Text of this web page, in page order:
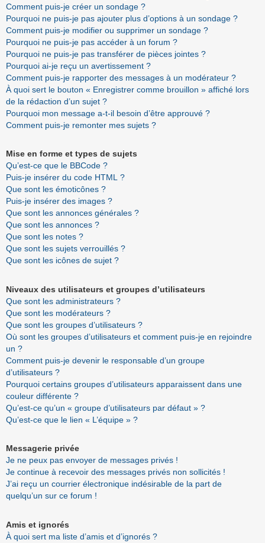
Comment puis-je créer un sondage ?
Pourquoi ne puis-je pas ajouter plus d’options à un sondage ?
Comment puis-je modifier ou supprimer un sondage ?
Pourquoi ne puis-je pas accéder à un forum ?
Pourquoi ne puis-je pas transférer de pièces jointes ?
Pourquoi ai-je reçu un avertissement ?
Comment puis-je rapporter des messages à un modérateur ?
À quoi sert le bouton « Enregistrer comme brouillon » affiché lors
de la rédaction d’un sujet ?
Pourquoi mon message a-t-il besoin d’être approuvé ?
Comment puis-je remonter mes sujets ?
Mise en forme et types de sujets
Qu’est-ce que le BBCode ?
Puis-je insérer du code HTML ?
Que sont les émoticônes ?
Puis-je insérer des images ?
Que sont les annonces générales ?
Que sont les annonces ?
Que sont les notes ?
Que sont les sujets verrouillés ?
Que sont les icônes de sujet ?
Niveaux des utilisateurs et groupes d’utilisateurs
Que sont les administrateurs ?
Que sont les modérateurs ?
Que sont les groupes d’utilisateurs ?
Où sont les groupes d’utilisateurs et comment puis-je en rejoindre
un ?
Comment puis-je devenir le responsable d’un groupe
d’utilisateurs ?
Pourquoi certains groupes d’utilisateurs apparaissent dans une
couleur différente ?
Qu’est-ce qu’un « groupe d’utilisateurs par défaut » ?
Qu’est-ce que le lien « L’équipe » ?
Messagerie privée
Je ne peux pas envoyer de messages privés !
Je continue à recevoir des messages privés non sollicités !
J’ai reçu un courrier électronique indésirable de la part de
quelqu’un sur ce forum !
Amis et ignorés
À quoi sert ma liste d’amis et d’ignorés ?